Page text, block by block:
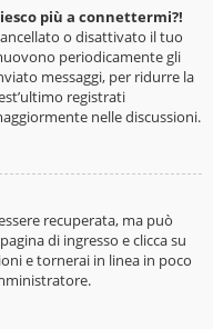
più a connettermi?!
o disattivato il tuo
periodicamente gli
messaggi, per ridurre la
registrati
nelle discussioni.
recuperata, ma può
di ingresso e clicca su
e tornerai in linea in poco